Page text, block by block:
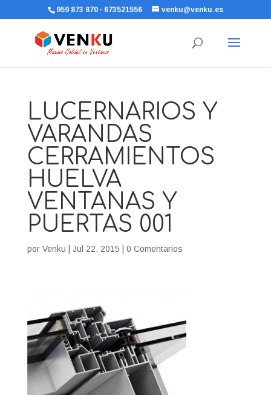
959 873 870 · 673521556 venku@venku.es
LUCERNARIOS Y
VARANDAS
CERRAMIENTOS
HUELVA
VENTANAS Y
PUERTAS 001
por Venku Jul 22, 2015 0 Comentarios